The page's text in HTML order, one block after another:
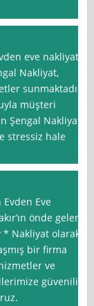
eve nakliyat
Nakliyat,
sunmaktadır.
müşteri
Nakliyat,
stressiz hale
Evden Eve
önde gelen
* Nakliyat olarak
bir firma
ve
güvenilir